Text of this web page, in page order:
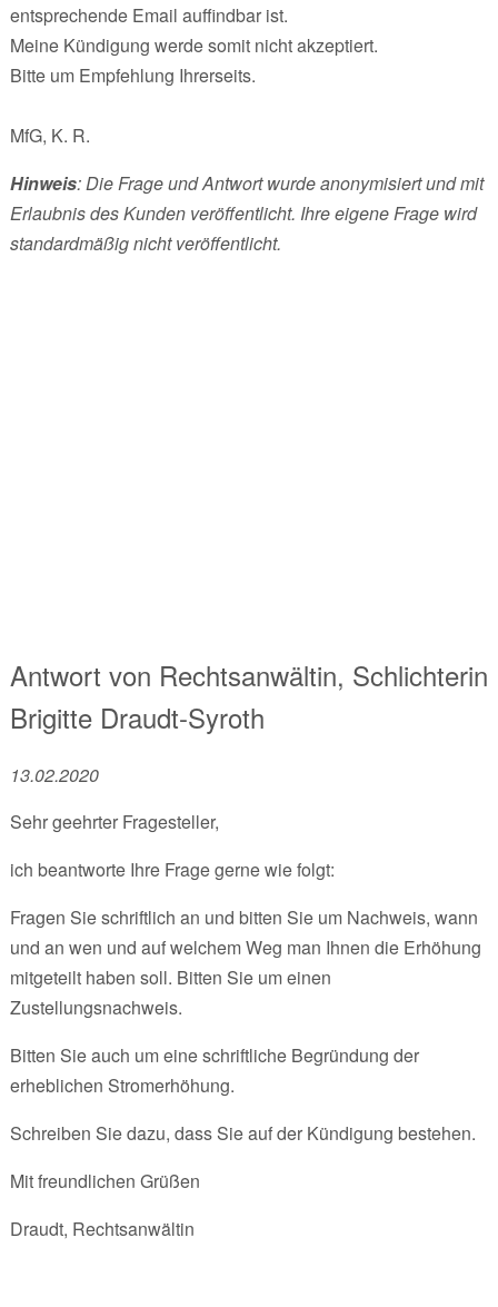
entsprechende Email auffindbar ist.
Meine Kündigung werde somit nicht akzeptiert.
Bitte um Empfehlung Ihrerseits.
MfG, K. R.
Hinweis: Die Frage und Antwort wurde anonymisiert und mit
Erlaubnis des Kunden veröffentlicht. Ihre eigene Frage wird
standardmäßig nicht veröffentlicht.
Antwort von Rechtsanwältin, Schlichterin
Brigitte Draudt-Syroth
13.02.2020
Sehr geehrter Fragesteller,
ich beantworte Ihre Frage gerne wie folgt:
Fragen Sie schriftlich an und bitten Sie um Nachweis, wann
und an wen und auf welchem Weg man Ihnen die Erhöhung
mitgeteilt haben soll. Bitten Sie um einen
Zustellungsnachweis.
Bitten Sie auch um eine schriftliche Begründung der
erheblichen Stromerhöhung.
Schreiben Sie dazu, dass Sie auf der Kündigung bestehen.
Mit freundlichen Grüßen
Draudt, Rechtsanwältin